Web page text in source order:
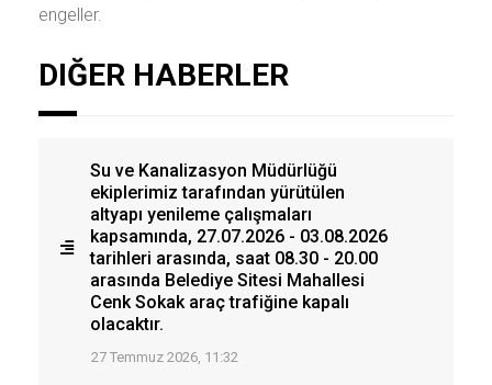
engeller.
DIĞER HABERLER
Su ve Kanalizasyon Müdürlüğü
ekiplerimiz tarafından yürütülen
altyapı yenileme çalışmaları
kapsamında, 27.07.2026 - 03.08.2026
tarihleri arasında, saat 08.30 - 20.00
arasında Belediye Sitesi Mahallesi
Cenk Sokak araç trafiğine kapalı
olacaktır.
27 Temmuz 2026, 11:32